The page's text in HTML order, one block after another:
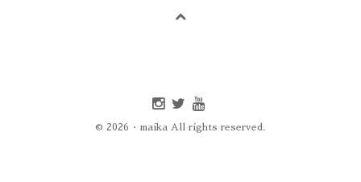
Instagram
twitteryoutube
© 2026 · maika All rights reserved.